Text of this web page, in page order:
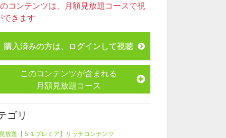
コンテンツは、月額見放題コースで視
できます
購入済みの方は、ログインして視聴
このコンテンツが含まれる
月額見放題コース
ゴリ
放題【５１プレミア】リッチコンテンツ